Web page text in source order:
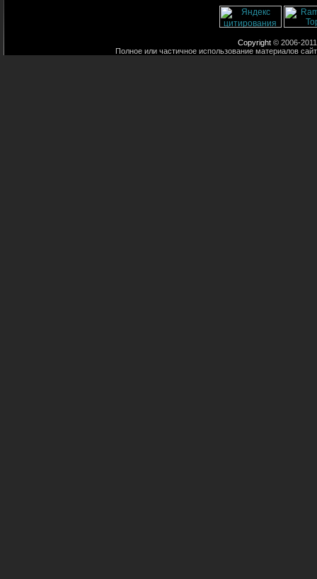
Copyright © 2006-
Полное или частичное использование материалов